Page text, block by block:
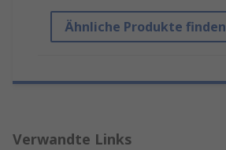
Ähnliche Produkte finden
Verwandte Links